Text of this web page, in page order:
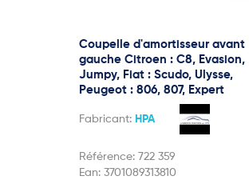
Coupelle d'amortisseur avant
gauche Citroen : C8, Evasion,
Jumpy, Fiat : Scudo, Ulysse,
Peugeot : 806, 807, Expert
Fabricant: HPA
Référence: 722 359
Ean: 3701089313810